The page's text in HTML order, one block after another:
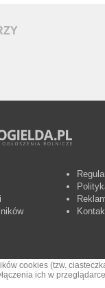
cookies (tzw.
ich w